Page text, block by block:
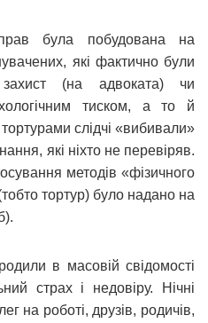
була побудована на
які фактично були
(на адвоката) чи
тиском, а то й
слідчі «вибивали»
які ніхто не перевіряв.
методів «фізичного
тортур) було надано на
в масовій свідомості
страх і недовіру. Нічні
на роботі, друзів, родичів,